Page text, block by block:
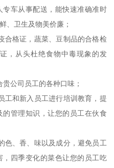
车从事配送，能快速准确准时
、卫生及物美价廉；
合格证，蔬菜、豆制品的合格检
，从头杜绝食物中毒现象的发
公司员工的各种口味；
工和新入员工进行培训教育，提
管理知识，让您的员工在伙食
色、香、味以及成分，避免员工
四季变化的菜色让您的员工吃